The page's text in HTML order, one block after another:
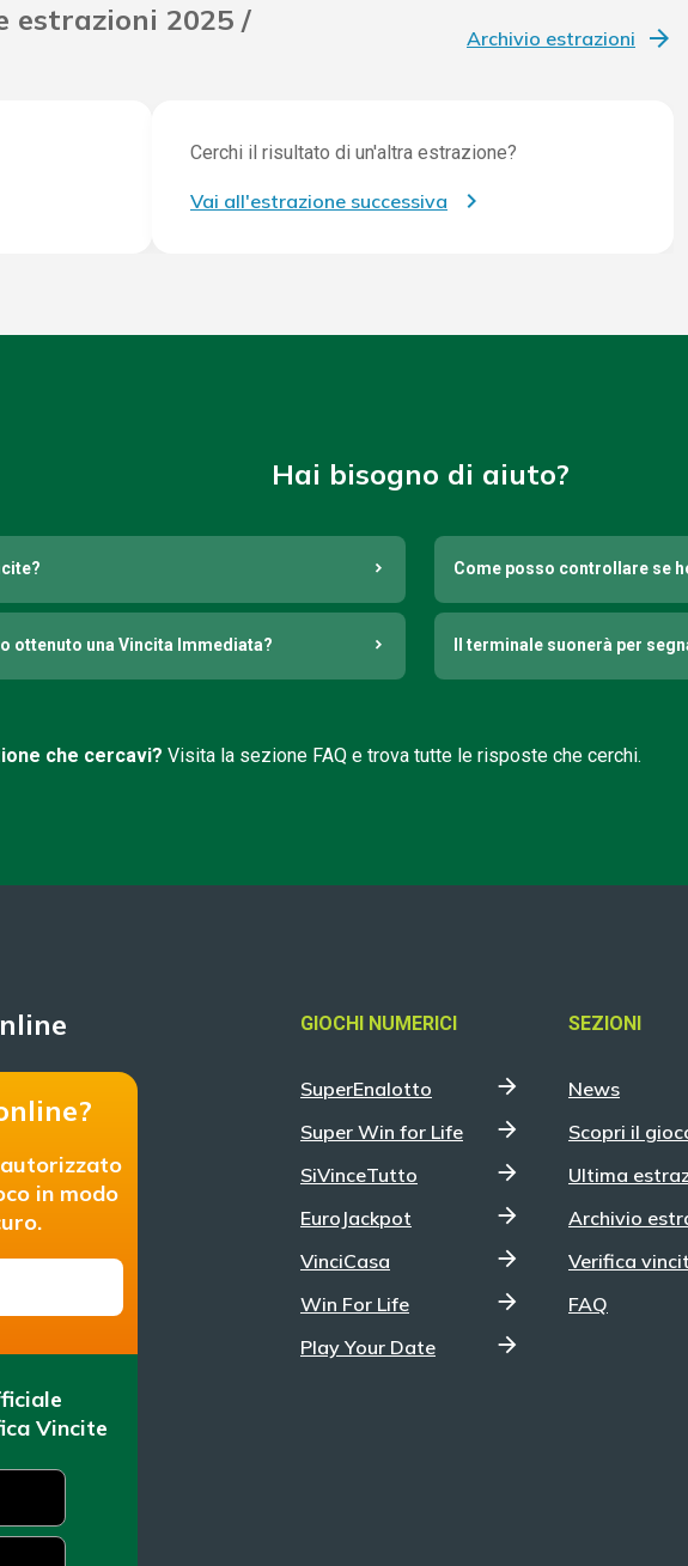
estrazioni 2025 /
Archivio estrazioni
Cerchi il risultato di un'altra estrazione?
Vai all'estrazione successiva
Hai bisogno di aiuto?
Come posso controllare se
ottenuto una Vincita Immediata? Il terminale suonerà per
che cercavi? Visita la sezione FAQ e trova tutte le risposte che cerchi.
in modo
Vincite
GIOCHI NUMERICI
SuperEnalotto
Super Win for Life
SiVinceTutto
EuroJackpot
VinciCasa
Win For Life
Play Your Date
SEZIONI
News
Scopri il
Ultima
Archivio
Verifica
FAQ